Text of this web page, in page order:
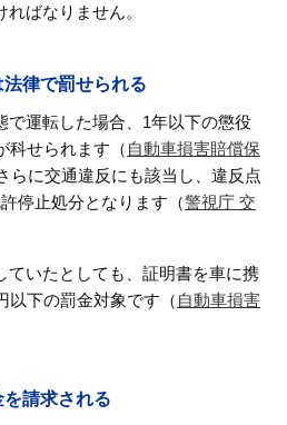
ばなりません。
律で罰せられる
で運転した場合、1年以下の懲役
科せられます（ 自動車損害賠償保
らに交通違反にも該当し、違反点
停止処分となります（警視庁 交
ていたとしても、証明書を車に携
以下の罰金対象です（ 自動車損害
請求される